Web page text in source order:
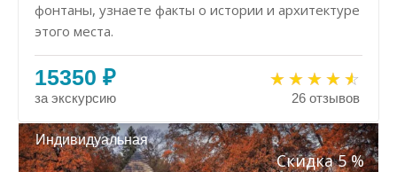
фонтаны, узнаете факты о истории и архитектуре
этого места.
15350 ₽
за экскурсию 26 отзывов
Индивидуальная
Скидка 5 %